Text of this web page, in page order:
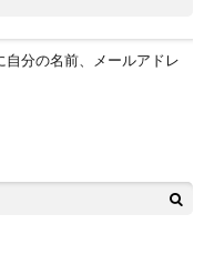
分の名前、メールアドレ